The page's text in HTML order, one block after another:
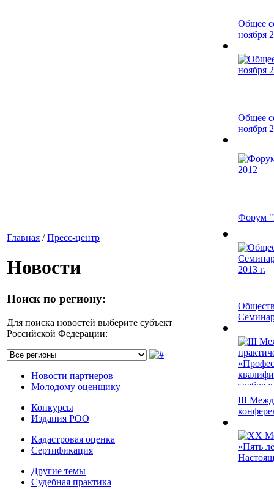
Главная /Пресс-центр
Новости
Поиск по региону:
Для поиска новостей выберите субъект
Российской Федерации:
Новости партнеров
Молодому оценщику
Конкурсы
Издания РОО
Кадастровая оценка
Сертификация
Другие темы
Судебная практика
Общее
ноября
Общее
ноября
Форум
III